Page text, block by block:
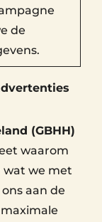
de
(GBHH)
waarom
wat we met
aan de